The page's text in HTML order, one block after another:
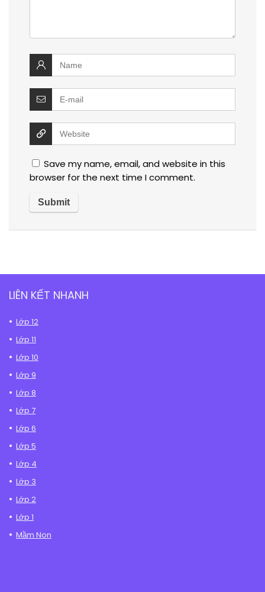
Save my name, email, and website in this
browser for the next time I comment.
LIÊN KẾT NHANH
Lớp 12
Lớp 11
Lớp 10
Lớp 9
Lớp 8
Lớp 7
Lớp 6
Lớp 5
Lớp 4
Lớp 3
Lớp 2
Lớp 1
Mầm Non